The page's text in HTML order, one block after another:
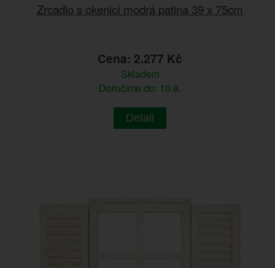
Zrcadlo s okenicí modrá patina 39 x 75cm
Cena: 2.277 Kč
Skladem
Doručíme do: 10.8.
Detail